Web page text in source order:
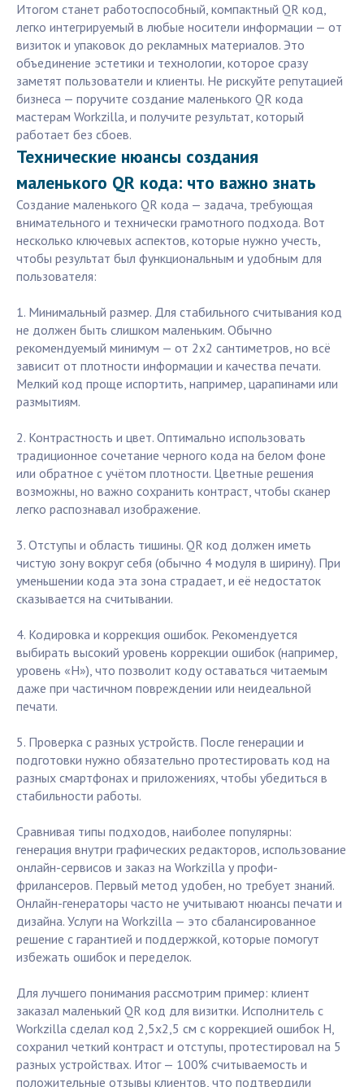
Итогом станет работоспособный, компактный QR код,
легко интегрируемый в любые носители информации — от
визиток и упаковок до рекламных материалов. Это
объединение эстетики и технологии, которое сразу
заметят пользователи и клиенты. Не рискуйте репутацией
бизнеса — поручите создание маленького QR кода
мастерам Workzilla, и получите результат, который
работает без сбоев.
Технические нюансы создания
маленького QR кода: что важно знать
Создание маленького QR кода — задача, требующая
внимательного и технически грамотного подхода. Вот
несколько ключевых аспектов, которые нужно учесть,
чтобы результат был функциональным и удобным для
пользователя:
1. Минимальный размер. Для стабильного считывания код
не должен быть слишком маленьким. Обычно
рекомендуемый минимум — от 2х2 сантиметров, но всё
зависит от плотности информации и качества печати.
Мелкий код проще испортить, например, царапинами или
размытиям.
2. Контрастность и цвет. Оптимально использовать
традиционное сочетание черного кода на белом фоне
или обратное с учётом плотности. Цветные решения
возможны, но важно сохранить контраст, чтобы сканер
легко распознавал изображение.
3. Отступы и область тишины. QR код должен иметь
чистую зону вокруг себя (обычно 4 модуля в ширину). При
уменьшении кода эта зона страдает, и её недостаток
сказывается на считывании.
4. Кодировка и коррекция ошибок. Рекомендуется
выбирать высокий уровень коррекции ошибок (например,
уровень «H»), что позволит коду оставаться читаемым
даже при частичном повреждении или неидеальной
печати.
5. Проверка с разных устройств. После генерации и
подготовки нужно обязательно протестировать код на
разных смартфонах и приложениях, чтобы убедиться в
стабильности работы.
Сравнивая типы подходов, наиболее популярны:
генерация внутри графических редакторов, использование
онлайн-сервисов и заказ на Workzilla у профи-
фрилансеров. Первый метод удобен, но требует знаний.
Онлайн-генераторы часто не учитывают нюансы печати и
дизайна. Услуги на Workzilla — это сбалансированное
решение с гарантией и поддержкой, которые помогут
избежать ошибок и переделок.
Для лучшего понимания рассмотрим пример: клиент
заказал маленький QR код для визитки. Исполнитель с
Workzilla сделал код 2,5х2,5 см с коррекцией ошибок H,
сохранил четкий контраст и отступы, протестировал на 5
разных устройствах. Итог — 100% считываемость и
положительные отзывы клиентов, что подтвердили